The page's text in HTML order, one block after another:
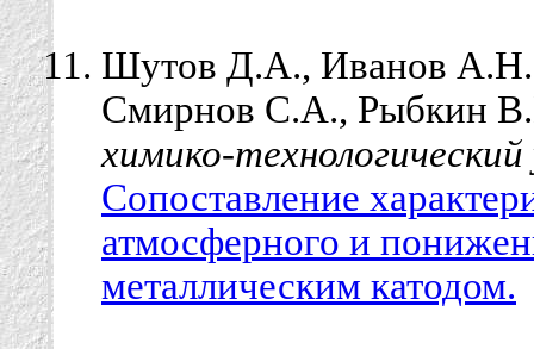
Шутов Д.А., Иванов
Смирнов С.А., Рыбкин
химико-
Сопоставление
атмосферного и
металлическим катодом.